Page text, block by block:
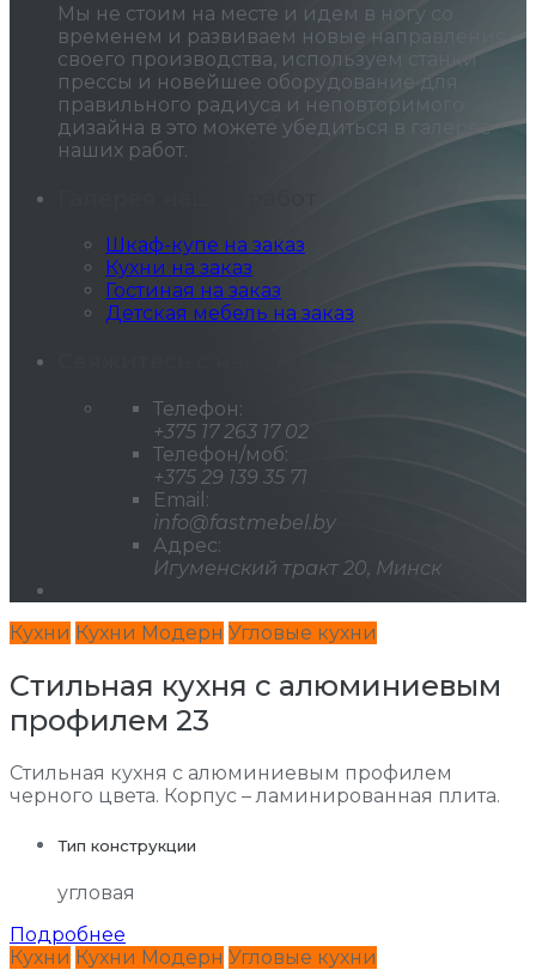
Мы не стоим на месте и идем в ногу со
временем и развиваем новые направления
своего производства, используем станки
прессы и новейшее оборудование для
правильного радиуса и неповторимого
дизайна в это можете убедиться в галерее
наших работ.
Шкаф-купе на заказ
Кухни на заказ
Гостиная на заказ
Детская мебель на заказ
Телефон:
+375 17 263 17 02
Телефон/моб:
+375 29 139 35 71
Email:
info@fastmebel.by
Адрес:
Игуменский тракт 20, Минск
Кухни Кухни Модерн Угловые кухни
Стильная кухня с алюминиевым
профилем 23
Стильная кухня с алюминиевым профилем
черного цвета. Корпус – ламинированная плита.
Тип конструкции
угловая
Подробнее
Кухни Кухни Модерн Угловые кухни